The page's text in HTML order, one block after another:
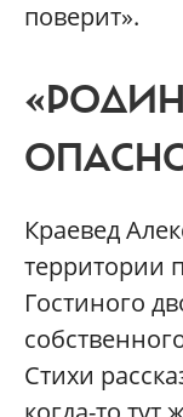
поверит».
Краевед
территории
Гостиного
Стихи